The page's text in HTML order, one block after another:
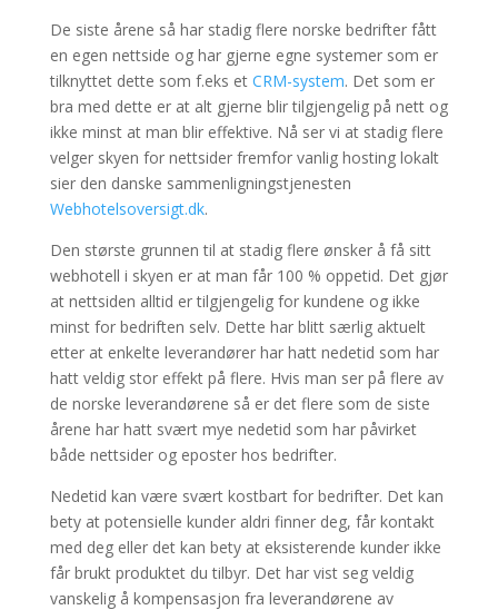
De siste årene så har stadig flere norske bedrifter fått
en egen nettside og har gjerne egne systemer som er
tilknyttet dette som f.eks et CRM-system. Det som er
bra med dette er at alt gjerne blir tilgjengelig på nett og
ikke minst at man blir effektive. Nå ser vi at stadig flere
velger skyen for nettsider fremfor vanlig hosting lokalt
sier den danske sammenligningstjenesten
Webhotelsoversigt.dk.
Den største grunnen til at stadig flere ønsker å få sitt
webhotell i skyen er at man får 100 % oppetid. Det gjør
at nettsiden alltid er tilgjengelig for kundene og ikke
minst for bedriften selv. Dette har blitt særlig aktuelt
etter at enkelte leverandører har hatt nedetid som har
hatt veldig stor effekt på flere. Hvis man ser på flere av
de norske leverandørene så er det flere som de siste
årene har hatt svært mye nedetid som har påvirket
både nettsider og eposter hos bedrifter.
Nedetid kan være svært kostbart for bedrifter. Det kan
bety at potensielle kunder aldri finner deg, får kontakt
med deg eller det kan bety at eksisterende kunder ikke
får brukt produktet du tilbyr. Det har vist seg veldig
vanskelig å kompensasjon fra leverandørene av